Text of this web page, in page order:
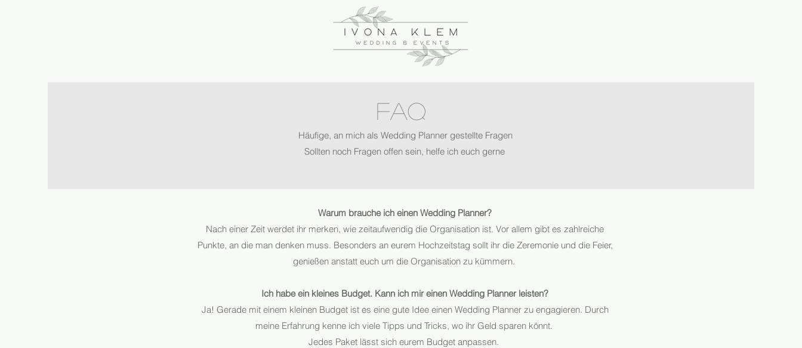
FAQ
Häufige, an mich als Wedding Planner gestellte Fragen
Sollten noch Fragen offen sein, helfe ich euch gerne
Warum brauche ich einen Wedding Planner?
Nach einer Zeit werdet ihr merken, wie zeitaufwendig die Organisation ist. Vor allem gibt es zahlreiche
Punkte, an die man denken muss. Besonders an eurem Hochzeitstag sollt ihr die Zeremonie und die Feier,
genießen anstatt euch um die Organisation zu kümmern.
Ich habe ein kleines Budget. Kann ich mir einen Wedding Planner leisten?
Ja! Gerade mit einem kleinen Budget ist es eine gute Idee einen Wedding Planner zu engagieren. Durch
meine Erfahrung kenne ich viele Tipps und Tricks, wo ihr Geld sparen könnt.
Jedes Paket lässt sich eurem Budget anpassen.